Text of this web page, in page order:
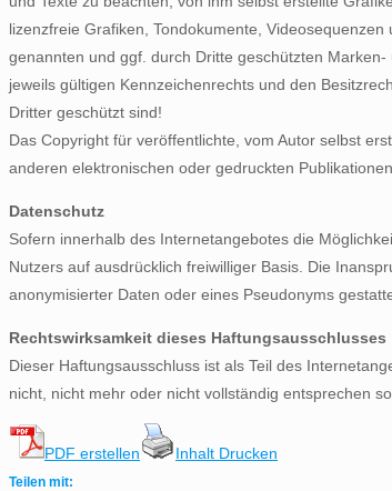
lizenzfreie Grafiken, Tondokumente,
genannten und ggf. durch Dritte geschützten
jeweils gültigen Kennzeichenrechts und den
Dritter geschützt sind!
Das Copyright für veröffentlichte, vom Autor selbst
anderen elektronischen oder gedruckten
Datenschutz
Sofern innerhalb des Internetangebotes die
Nutzers auf ausdrücklich freiwilliger Basis. Die
anonymisierter Daten oder eines Pseudonyms
Rechtswirksamkeit dieses Haftungsausschlusses
Dieser Haftungsausschluss ist als Teil des
nicht, nicht mehr oder nicht vollständig entsprechen
PDF erstellen Inhalt Drucken
Teilen mit: